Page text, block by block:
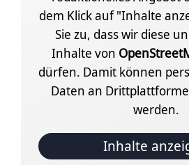
dem Klick auf "Inhalte
Sie zu, dass wir diese
Inhalte von
dürfen. Damit können
Daten an
werden.
Inhalte